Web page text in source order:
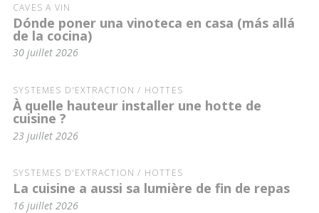
CAVES À VIN
Dónde poner una vinoteca en casa (más allá
de la cocina)
30 juillet 2026
SYSTÈMES D'EXTRACTION / HOTTES
À quelle hauteur installer une hotte de
cuisine ?
23 juillet 2026
SYSTÈMES D'EXTRACTION / HOTTES
La cuisine a aussi sa lumière de fin de repas
16 juillet 2026